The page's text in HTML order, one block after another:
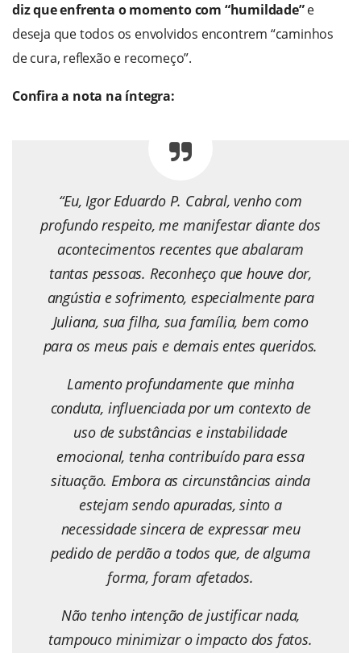
diz que enfrenta o momento com “humildade”e
deseja que todos os envolvidos encontrem “caminhos
de cura, reflexão e recomeço”.
Confira a nota na íntegra:
“Eu, Igor Eduardo P. Cabral, venho com
profundo respeito, me manifestar diante dos
acontecimentos recentes que abalaram
tantas pessoas. Reconheço que houve dor,
angústia e sofrimento, especialmente para
Juliana, sua filha, sua família, bem como
para os meus pais e demais entes queridos.
Lamento profundamente que minha
conduta, influenciada por um contexto de
uso de substâncias e instabilidade
emocional, tenha contribuído para essa
situação. Embora as circunstâncias ainda
estejam sendo apuradas, sinto a
necessidade sincera de expressar meu
pedido de perdão a todos que, de alguma
forma, foram afetados.
Não tenho intenção de justificar nada,
tampouco minimizar o impacto dos fatos.